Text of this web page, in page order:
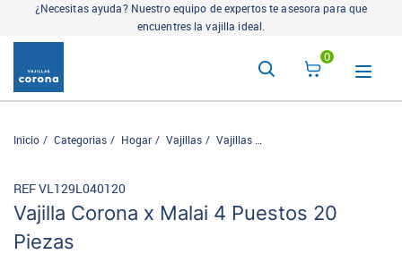
¿Necesitas ayuda? Nuestro equipo de expertos te asesora para que
encuentres la vajilla ideal.
0
Inicio Categorias Hogar Vajillas Vajillas
Vajilla Corona x Malai 4 Puestos 20
Piezas
REF VL129L040120